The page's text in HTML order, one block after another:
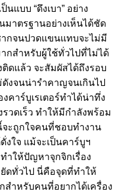
แบบ “ดึงเบา” อย่าง
มาตรฐานอย่างเห็นได้ชัด
กจนปวดแขนแทบจะไม่มี
กสำหรับผู้ใช้ทั่วไปที่ไม่ได้
ดแล้ว จะสัมผัสได้ถึงรอบ
ดังจนน่ารำคาญจนเกินไป
คาร์บูเรเตอร์ทำได้น่าทึ่ง
วดเร็ว ทำให้มีกำลังพร้อม
ะถูกใจคนที่ชอบทำงาน
งใจ แม้จะเป็นคาร์บูฯ
ำให้ปัญหาจุกจิกเรื่อง
ดทั่วไป นี่คือจุดที่ทำให้
สำหรับคนที่อยากได้เครื่อง